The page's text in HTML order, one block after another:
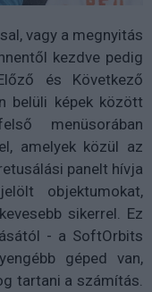
vagy a megnyitás
kezdve pedig
és Következő
belüli képek között
menüsorában
amelyek közül az
panelt hívja
objektumokat,
sikerrel. Ez
- a SoftOrbits
géped van,
tartani a számítás.